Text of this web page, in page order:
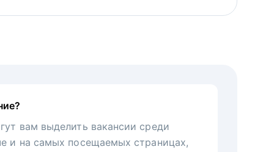
вам выделить вакансии среди
и на самых посещаемых страницах,